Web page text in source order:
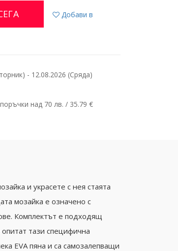
Добави в
- 12.08.2026 (Сряда)
над 70 лв. / 35.79 €
и украсете с нея стаята
мозайка е означено с
Комплектът е подходящ
тази специфична
EVA пяна и са самозалепващи